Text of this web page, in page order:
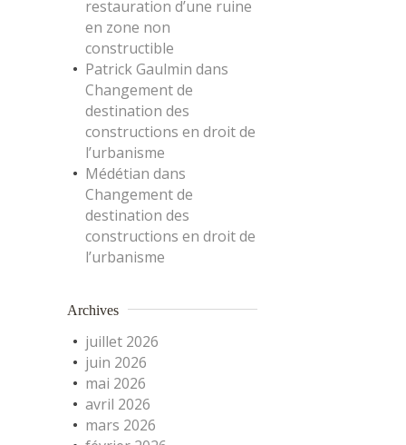
restauration d’une ruine
en zone non
constructible
Patrick Gaulmin dans
Changement de
destination des
constructions en droit de
l’urbanisme
Médétian dans
Changement de
destination des
constructions en droit de
l’urbanisme
Archives
juillet 2026
juin 2026
mai 2026
avril 2026
mars 2026